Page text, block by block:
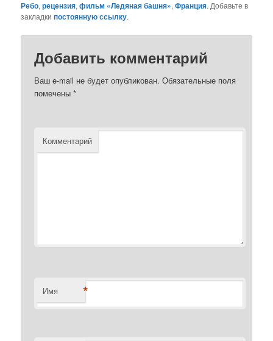
Ребо,рецензия,фильм «Ледяная башня»,Франция. Добавьте в
закладкипостоянную ссылку.
Добавить комментарий
Ваш e-mail не будет опубликован. Обязательные поля
помечены*
Комментарий
Имя *